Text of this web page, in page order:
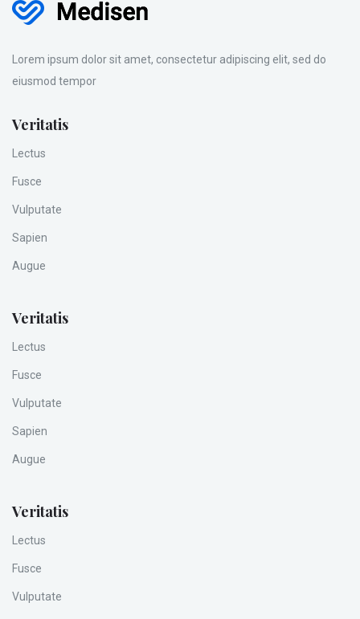
Lorem ipsum dolor sit amet, consectetur adipiscing elit, sed do
eiusmod tempor
Veritatis
Lectus
Fusce
Vulputate
Sapien
Augue
Veritatis
Lectus
Fusce
Vulputate
Sapien
Augue
Veritatis
Lectus
Fusce
Vulputate